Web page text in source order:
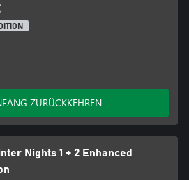
ZURÜCKKEHREN
Nights 1 + 2 Enhanced